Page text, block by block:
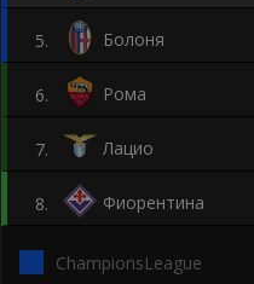
5. Болоня
6. Рома
7. Лацио
8. Фиорентина
ChampionsLeague